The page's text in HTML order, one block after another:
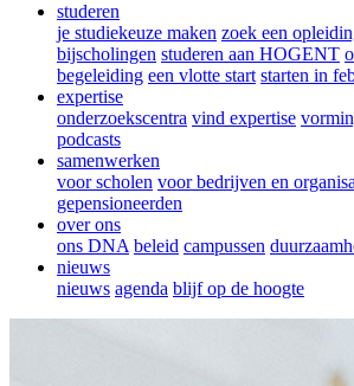
studeren
je studiekeuze maken zoek een
bijscholingen studeren aan HOGENT
begeleiding een vlotte start starten in
expertise
onderzoekscentra vind expertise
podcasts
samenwerken
voor scholen voor bedrijven en
gepensioneerden
over ons
ons DNA beleid campussen
nieuws
nieuws agenda blijf op de hoogte